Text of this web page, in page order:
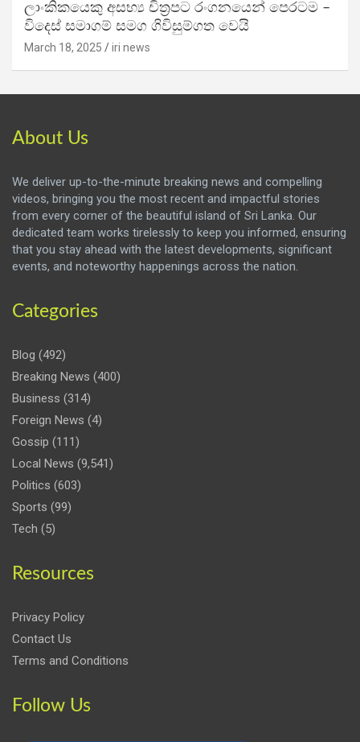
ලාංකිකයෙකු අසභ්‍ය චිත්‍රපට රංගනයෙන් පෙරටම –
විදෙස් සමාගම් සමග ගිවිසුම්ගත වෙයි
March 18, 2025 iri news
About Us
We deliver up-to-the-minute breaking news and compelling
videos, bringing you the most recent and impactful stories
from every corner of the beautiful island of Sri Lanka. Our
dedicated team works tirelessly to keep you informed, ensuring
that you stay ahead with the latest developments, significant
events, and noteworthy happenings across the nation.
Categories
Blog (492)
Breaking News (400)
Business (314)
Foreign News (4)
Gossip (111)
Local News (9,541)
Politics (603)
Sports (99)
Tech (5)
Resources
Privacy Policy
Contact Us
Terms and Conditions
Follow Us